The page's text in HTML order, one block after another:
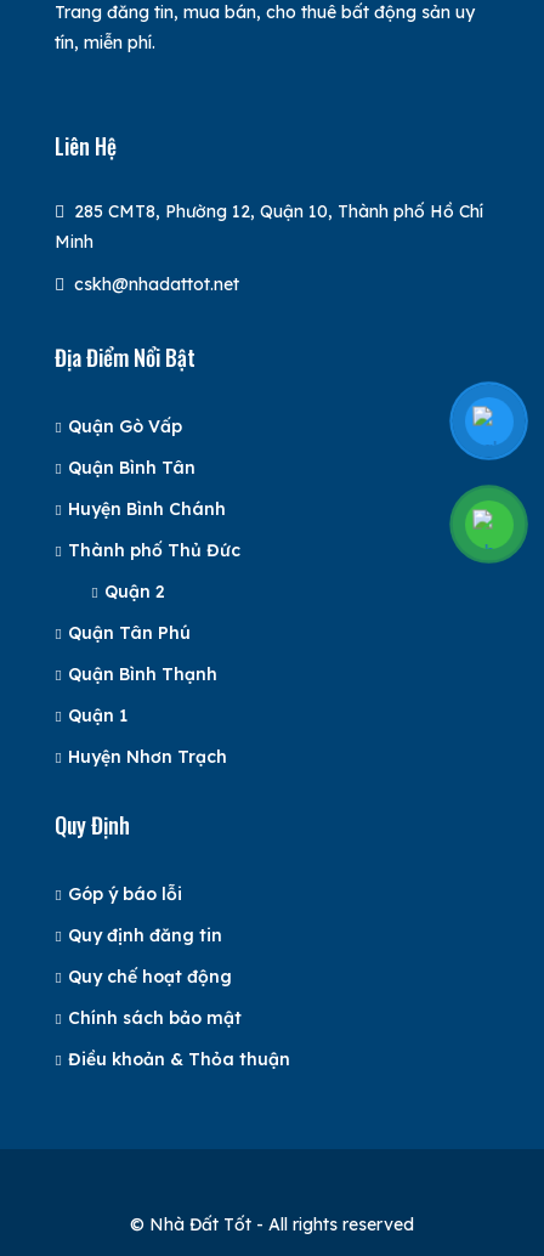
Trang đăng tin, mua bán, cho thuê bất động sản uy
tín, miễn phí.
Liên Hệ
285 CMT8, Phường 12, Quận 10, Thành phố Hồ Chí
Minh
cskh@nhadattot.net
Địa Điểm Nổi Bật
Quận Gò Vấp
Quận Bình Tân
Huyện Bình Chánh
Thành phố Thủ Đức
Quận 2
Quận Tân Phú
Quận Bình Thạnh
Quận 1
Huyện Nhơn Trạch
Quy Định
Góp ý báo lỗi
Quy định đăng tin
Quy chế hoạt động
Chính sách bảo mật
Điều khoản & Thỏa thuận
© Nhà Đất Tốt - All rights reserved